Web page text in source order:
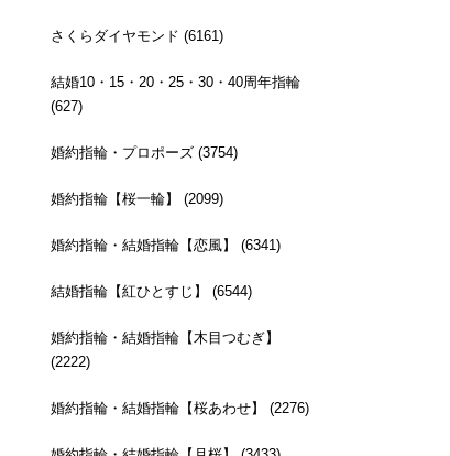
さくらダイヤモンド (6161)
結婚10・15・20・25・30・40周年指輪
(627)
婚約指輪・プロポーズ (3754)
婚約指輪【桜一輪】 (2099)
婚約指輪・結婚指輪【恋風】 (6341)
結婚指輪【紅ひとすじ】 (6544)
婚約指輪・結婚指輪【木目つむぎ】
(2222)
婚約指輪・結婚指輪【桜あわせ】 (2276)